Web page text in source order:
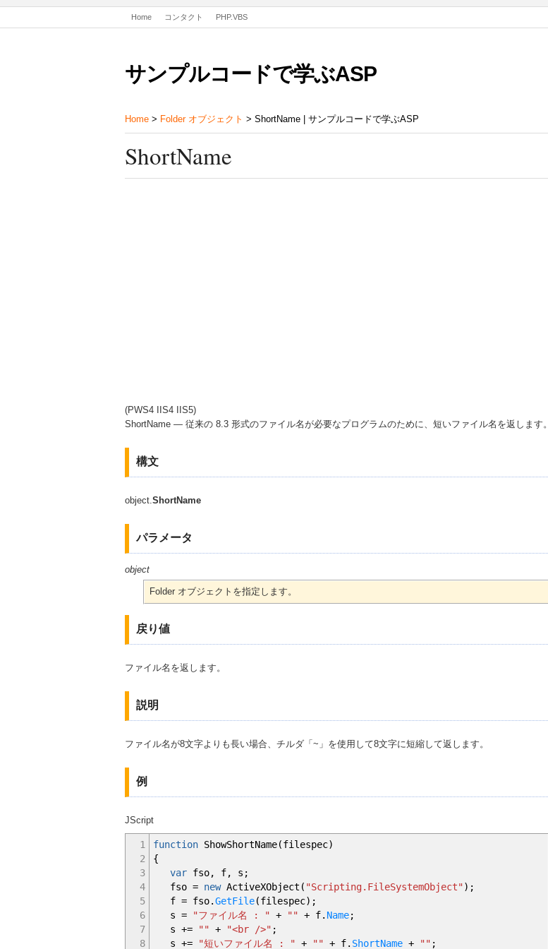
Home コンタクト PHP.VBS
サンプルコードで学ぶASP
Home > Folder オブジェクト > ShortName | サンプルコードで学ぶASP
ShortName
(PWS4 IIS4 IIS5)
ShortName — 従来の 8.3 形式のファイル名が必要なプログラムのために、短いファイル名を返します。
構文
object.ShortName
パラメータ
object
Folder オブジェクトを指定します。
戻り値
ファイル名を返します。
説明
ファイル名が8文字よりも長い場合、チルダ「~」を使用して8文字に短縮して返します。
例
JScript
1
2
3
4
5
6
7
8
function ShowShortName(filespec)
{
var fso, f, s ;
fso = newActiveXObject ( "Scripting.FileSystemObject") ;
f = fso.GetFile(filespec) ;
s = "ファイル名 : " + "" + f. Name;
s += "" + "<br />" ;
s += "短いファイル名 : " + "" + f. ShortName + "" ;